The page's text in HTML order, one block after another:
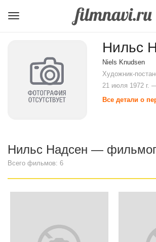
Нильс
Niels Knudsen
Художник-
21 июля 1972 г.
Все детали о
Нильс Надсен —
Всего фильмов: 6